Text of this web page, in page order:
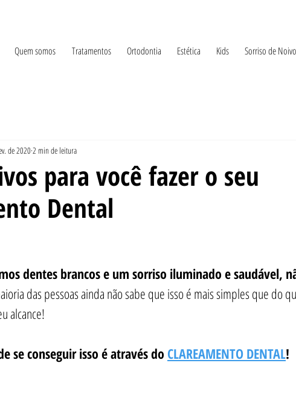
Quem somos Tratamentos Ortodontia Estética Kids Sorriso de
para você fazer o seu
Dental
de 2020 2 min de leitura
dentes brancos e um sorriso iluminado e saudável,
das pessoas ainda não sabe que isso é mais simples que do
alcance!
se conseguir isso é através do CLAREAMENTO DENTAL!